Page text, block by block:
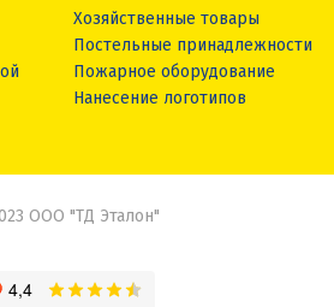
Хозяйственные товары
Постельные принадлежности
Пожарное оборудование
Нанесение логотипов
ООО "ТД Эталон"